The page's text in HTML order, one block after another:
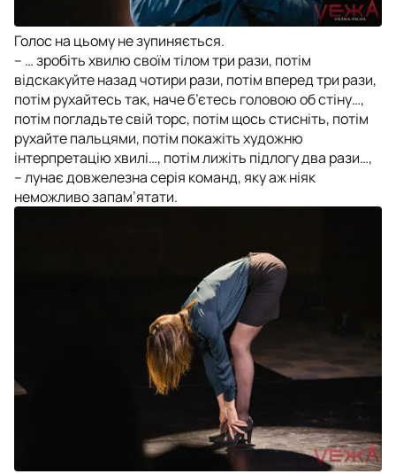
Голос на цьому не зупиняється.
– … зробіть хвилю своїм тілом три рази, потім
відскакуйте назад чотири рази, потім вперед три рази,
потім рухайтесь так, наче б’єтесь головою об стіну…,
потім погладьте свій торс, потім щось стисніть, потім
рухайте пальцями, потім покажіть художню
інтерпретацію хвилі…, потім лижіть підлогу два рази…,
– лунає довжелезна серія команд, яку аж ніяк
неможливо запам’ятати.